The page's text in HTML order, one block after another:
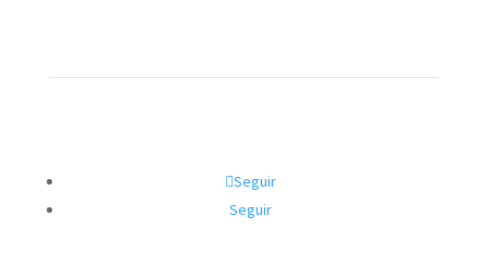
Seguir
Seguir